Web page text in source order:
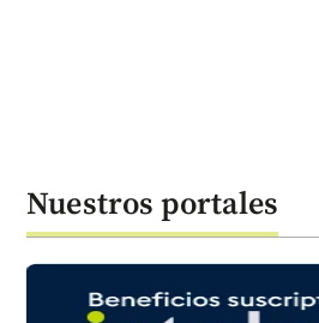
Nuestros portales